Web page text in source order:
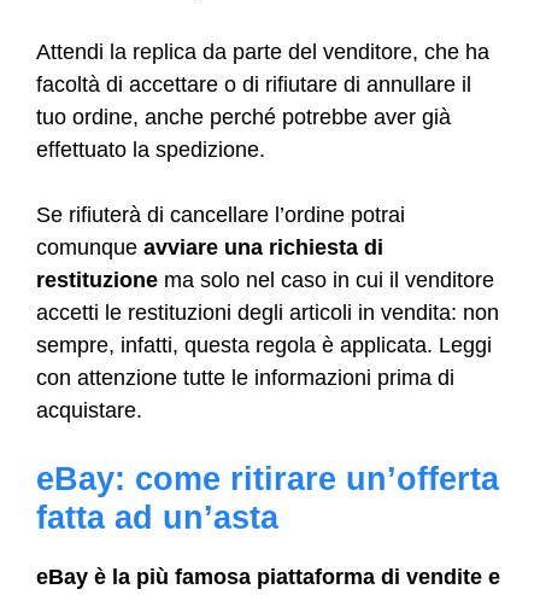
Attendi la replica da parte del venditore, che ha
facoltà di accettare o di rifiutare di annullare il
tuo ordine, anche perché potrebbe aver già
effettuato la spedizione.
Se rifiuterà di cancellare l’ordine potrai
comunque avviare una richiesta di
restituzione ma solo nel caso in cui il venditore
accetti le restituzioni degli articoli in vendita: non
sempre, infatti, questa regola è applicata. Leggi
con attenzione tutte le informazioni prima di
acquistare.
eBay: come ritirare un’offerta
fatta ad un’asta
eBay è la più famosa piattaforma di vendite e